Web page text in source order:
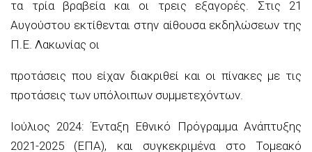
τα τρία βραβεία και οι τρεις εξαγορές. Στις 21
Αυγούστου εκτίθενται στην αίθουσα εκδηλώσεων της
Π.Ε. Λακωνίας οι
προτάσεις που είχαν διακριθεί και οι πίνακες με τις
προτάσεις των υπόλοιπων συμμετεχόντων.
Ιούλιος 2024: Ένταξη Εθνικό Πρόγραμμα Ανάπτυξης
2021-2025 (ΕΠΑ), και συγκεκριμένα στο Τομεακό